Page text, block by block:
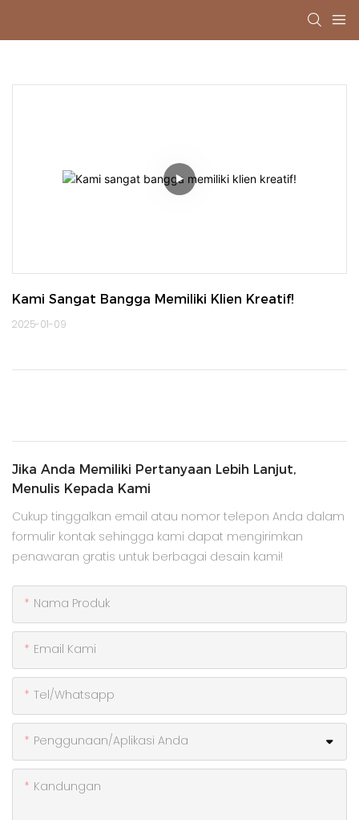
Kami Sangat Bangga Memiliki Klien Kreatif!
2025-01-09
Jika Anda Memiliki Pertanyaan Lebih Lanjut,
Menulis Kepada Kami
Cukup tinggalkan email atau nomor telepon Anda dalam
formulir kontak sehingga kami dapat mengirimkan
penawaran gratis untuk berbagai desain kami!
Nama Produk
Email Kami
Tel/whatsapp
Penggunaan/Aplikasi Anda
Kandungan